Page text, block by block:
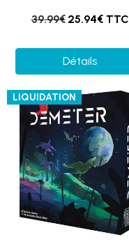
39.99€ 25.94€ TTC
Détails
LIQUIDATION